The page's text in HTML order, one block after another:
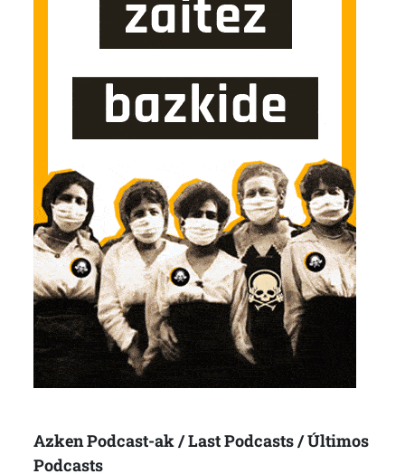
Azken Podcast-ak / Last Podcasts / Últimos
Podcasts